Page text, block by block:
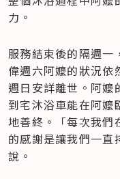
力。
服務結束後的隔週一
偉週六阿嬤的狀況依
週日安詳離世。阿嬤
到宅沐浴車能在阿嬤
地善終。「每次我們
的感謝是讓我們一直
說。